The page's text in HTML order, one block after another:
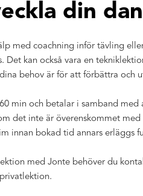
din
med coachning inför tävling
Det kan också vara en
behov är för att förbättra och
min och betalar i samband med
det inte är överenskommet
innan bokad tid annars erläggs
med Jonte behöver du